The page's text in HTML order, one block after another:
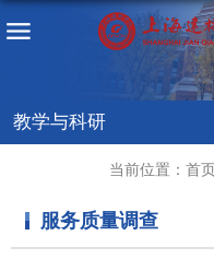
教学与科研
当前位置： 首
服务质量调查